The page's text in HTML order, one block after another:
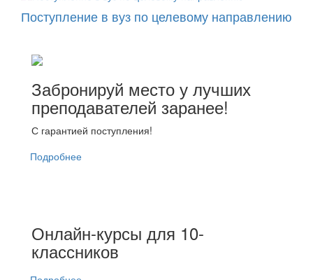
Поступление в вуз по целевому направлению
Забронируй место у лучших
преподавателей заранее!
С гарантией поступления!
Подробнее
Онлайн-курсы для 10-
классников